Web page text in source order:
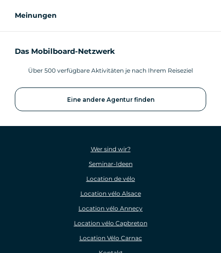
Meinungen
Das Mobilboard-Netzwerk
Über 500 verfügbare Aktivitäten je nach Ihrem Reiseziel
Eine andere Agentur finden
Wer sind wir?
Seminar-Ideen
Location de vélo
Location vélo Alsace
Location vélo Annecy
Location vélo Capbreton
Location Vélo Carnac